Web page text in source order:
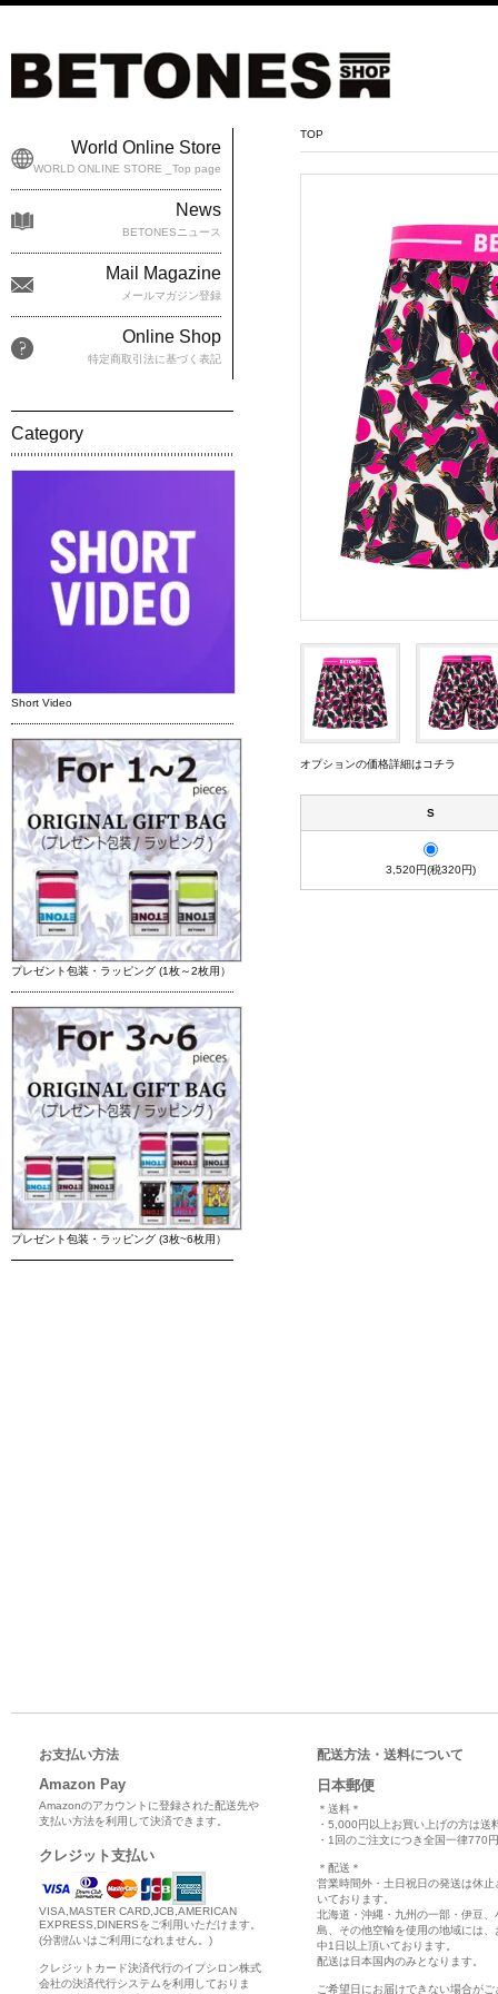
TOP
オプションの価格詳細はコチラ
S
3,520円(税320円)
World Online Store
WORLD ONLINE STORE _Top page
News
BETONESニュース
Mail Magazine
メールマガジン登録
Online Shop
特定商取引法に基づく表記
Category
Short Video
プレゼント包装・ラッピング (1枚～2枚用）
プレゼント包装・ラッピング (3枚~6枚用）
お支払い方法
Amazon Pay
Amazonのアカウントに登録された配送先や
支払い方法を利用して決済できます。
クレジット支払い
VISA,MASTER CARD,JCB,AMERICAN
EXPRESS,DINERSをご利用いただけます。
(分割払いはご利用になれません。)
クレジットカード決済代行のイプシロン株式
会社の決済代行システムを利用しておりま
配送方法・送料について
日本郵便
＊送料＊
・5,000円以上お買い上げの方は送
・1回のご注文につき全国一律770
＊配送＊
営業時間外・土日祝日の発送は休止
いております。
北海道・沖縄・九州の一部・伊豆、
島、その他空輸を使用の地域には、
中1日以上頂いております。
配送は日本国内のみとなります。
ご希望日にお届けできない場合がご